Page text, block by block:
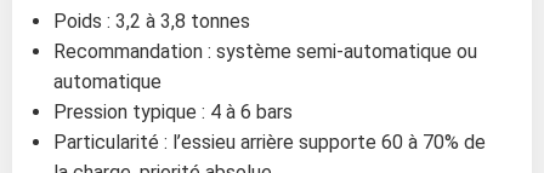
Poids : 3,2 à 3,8 tonnes
Recommandation : système semi-automatique ou
automatique
Pression typique : 4 à 6 bars
Particularité : l’essieu arrière supporte 60 à 70% de